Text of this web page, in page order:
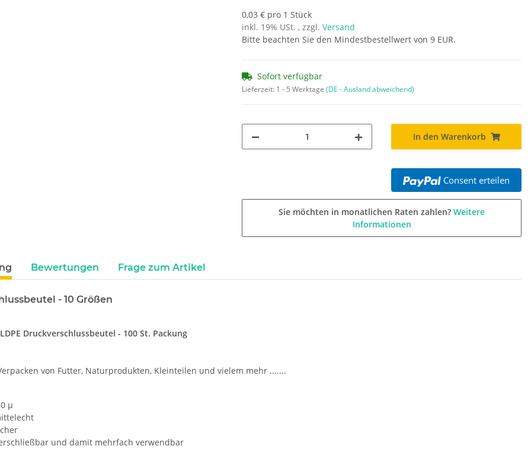
0,03 € pro 1 Stück
inkl. 19% USt. , zzgl. Versand
Bitte beachten Sie den Mindestbestellwert von 9 EUR.
Sofort verfügbar
Lieferzeit: 1 - 5 Werktage (DE - Ausland abweichend)
In den Warenkorb
Consent erteilen
Sie möchten in monatlichen Raten zahlen? Weitere
Informationen
Bewertungen Frage zum Artikel
- 10 Größen
Druckverschlussbeutel - 100 St. Packung
von Futter, Naturprodukten, Kleinteilen und vielem mehr .......
µ
und damit mehrfach verwendbar